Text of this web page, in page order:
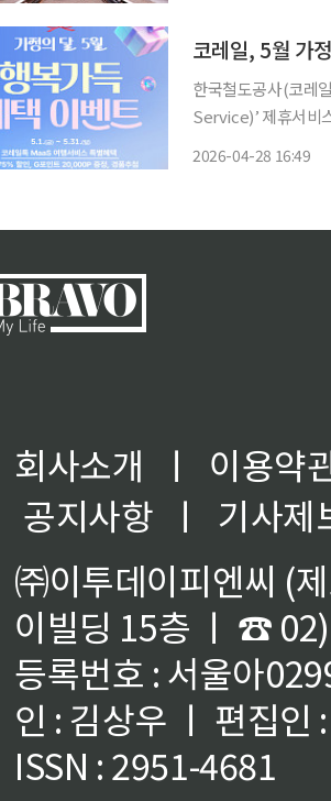
코레일, 5월 가
한국철도공사(코레
Service)’ 제휴서비스
2026-04-28 16:49
회사소개 ㅣ
이용약
공지사항
ㅣ
기사제
㈜이투데이피엔씨 (
이빌딩 15층 ㅣ ☎
등록번호 : 서울아
인 : 김상우 ㅣ 편집인
ISSN : 2951-4681